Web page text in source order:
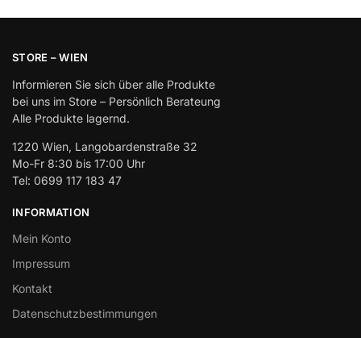
STORE – WIEN
Informieren Sie sich über alle Produkte
bei uns im Store – Persönlich Berateung
Alle Produkte lagernd.
1220 Wien, Langobardenstraße 32
Mo-Fr 8:30 bis 17:00 Uhr
Tel: 0699 117 183 47
INFORMATION
Mein Konto
Impressum
Kontakt
Datenschutzbestimmungen